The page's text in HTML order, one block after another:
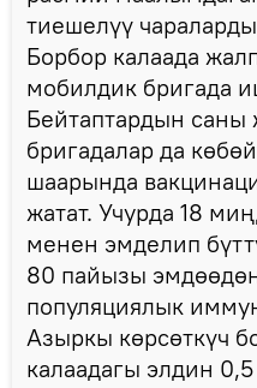
тиешелүү
Борбор калаада
мобилдик бригада
Бейтаптардын саны
бригадалар да
шаарында
жатат. Учурда 18
менен эмделип
80 пайызы
популяциялык
Азыркы көрсөткүч
калаадагы элдин